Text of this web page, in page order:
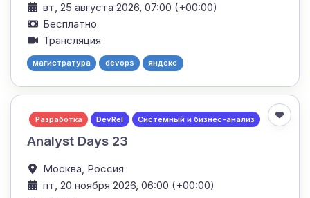
вт, 25 августа 2026, 07:00 (+00:00)
Бесплатно
Трансляция
магистратура devops яндекс
Разработка DevRel Системный и бизнес-анализ
Analyst Days 23
Москва, Россия
пт, 20 ноября 2026, 06:00 (+00:00)